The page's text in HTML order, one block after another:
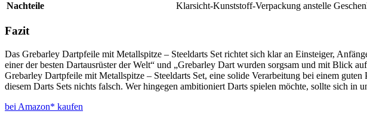
Nachteile
Klarsicht-Kunststoff-Verpackung anstelle
Fazit
Das Grebarley Dartpfeile mit Metallspitze – Steeldarts Set richtet sich klar an Einsteiger,
einer der besten Dartausrüster der Welt“ und „Grebarley Dart wurden sorgsam und mit Blick
Grebarley Dartpfeile mit Metallspitze – Steeldarts Set, eine solide Verarbeitung bei einem
diesem Darts Sets nichts falsch. Wer hingegen ambitioniert Darts spielen möchte, sollte sich in
bei Amazon* kaufen